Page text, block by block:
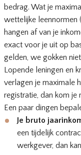
bedrag. Wat je
wettelijke leennormen
hangen af van je
exact voor je uit op
gelden, we gokken
Lopende leningen en
verlagen je maximale
registratie, dan kom je
Een paar dingen
Je bruto
een tijdelijk
werkgever, dan